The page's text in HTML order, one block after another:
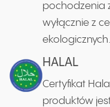
pochodzenia
wyłącznie z
ekologicznych.
HALAL
Certyfikat
produktów